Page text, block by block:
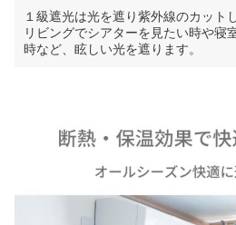
１級遮光は光を遮り紫外線のカット
リビングでシアターを見たい時や寝
時など、眩しい光を遮ります。